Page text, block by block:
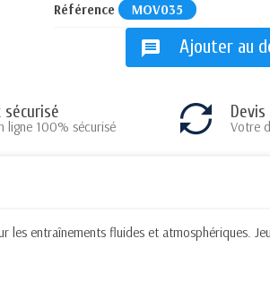
Référence MOV035
message Ajouter au
sécurisé
ligne 100% sécurisé Votre
entraînements fluides et atmosphériques.